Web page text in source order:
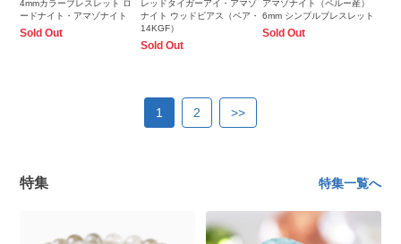
4mmカラーブレスレット ロ
ードナイト・アマゾナイト
Sold Out
レッドタイガーアイ・アマゾ
ナイト ウッドピアス（ペア・
14KGF）
Sold Out
アマゾナイト（ペルー産）
6mm シンプルブレスレット
Sold Out
1 2 >>
特集 特集一覧へ